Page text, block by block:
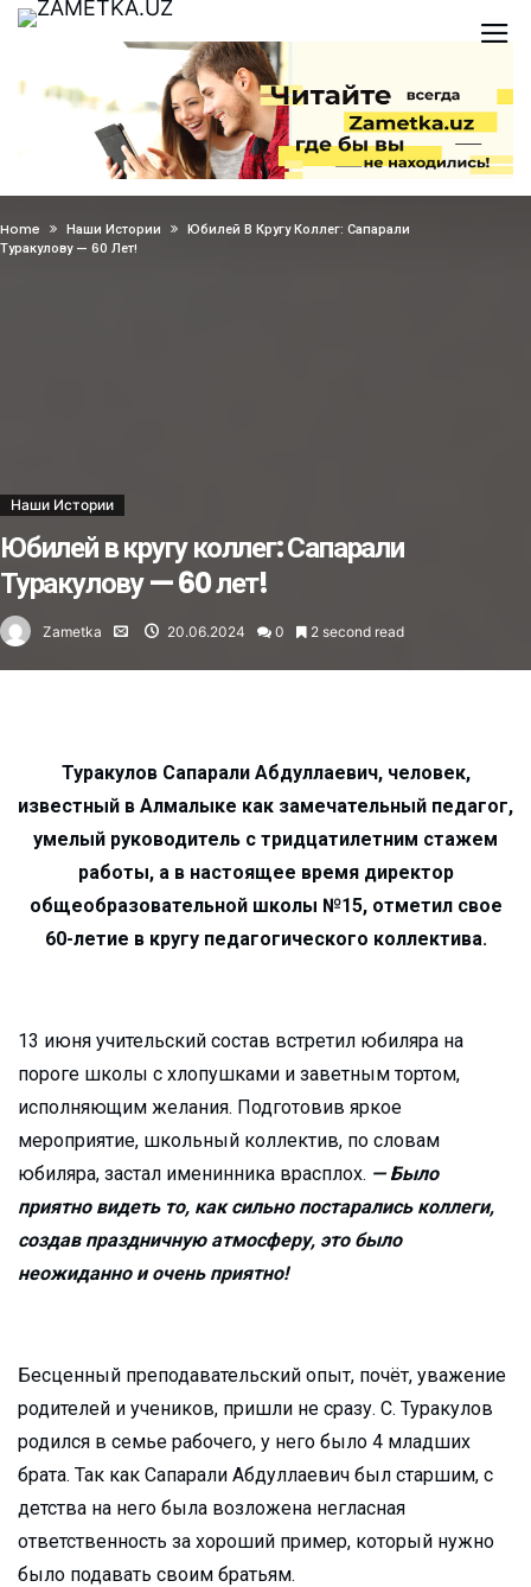
Home Наши Истории
Юбилей В Кругу Коллег: Сапарали
Туракулову — 60 Лет!
Наши Истории
Юбилей в кругу коллег: Сапарали
Туракулову — 60 лет!
Zametka 20.06.2024 0 2 second read
Туракулов Сапарали Абдуллаевич, человек,
известный в Алмалыке как замечательный педагог,
умелый руководитель с тридцатилетним стажем
работы, а в настоящее время директор
общеобразовательной школы №15, отметил свое
60-летие в кругу педагогического коллектива.
13 июня учительский состав встретил юбиляра на
пороге школы с хлопушками и заветным тортом,
исполняющим желания. Подготовив яркое
мероприятие, школьный коллектив, по словам
юбиляра, застал именинника врасплох. — Было
приятно видеть то, как сильно постарались коллеги,
создав праздничную атмосферу, это было
неожиданно и очень приятно!
Бесценный преподавательский опыт, почёт, уважение
родителей и учеников, пришли не сразу. С. Туракулов
родился в семье рабочего, у него было 4 младших
брата. Так как Сапарали Абдуллаевич был старшим, с
детства на него была возложена негласная
ответственность за хороший пример, который нужно
было подавать своим братьям.